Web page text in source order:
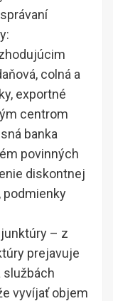
colná a
exportné
centrom
banka
povinných
diskontnej
podmienky
– z
prejavuje
službách
vyvíjať objem